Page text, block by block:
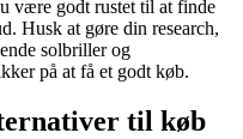
være godt rustet til at finde
Husk at gøre din research,
solbriller og
på at få et godt køb.
til køb